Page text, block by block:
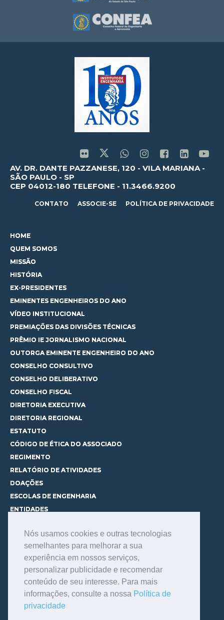
Nós usamos cookies e outras tecnologias
semelhantes para melhorar a sua
experiência em nossos serviços,
personalizar publicidade e recomendar
conteúdo de seu interesse. Para mais
informações, consulte a nossa Política de
privacidade
AV. DR. DANTE PAZZANESE, 120 - VILA MARIANA -
SÃO PAULO - SP
CEP 04012-180 TELEFONE - 11.3466.9200
CONTATO ASSOCIE-SE POLÍTICA DE PRIVACIDADE
HOME
QUEM SOMOS
MISSÃO
HISTÓRIA
EX-PRESIDENTES
EMINENTES ENGENHEIROS DO ANO
VÍDEO INSTITUCIONAL
PREMIAÇÕES DAS DIVISÕES TÉCNICAS
PRÊMIO IE JORNALISMO NACIONAL
OUTORGA EMINENTE ENGENHEIRO DO ANO
CONSELHO CONSULTIVO
CONSELHO DELIBERATIVO
CONSELHO FISCAL
DIRETORIA EXECUTIVA
DIRETORIA REGIONAL
ESTATUTO
CÓDIGO DE ÉTICA DO ASSOCIADO
REGIMENTO
RELATÓRIO DE ATIVIDADES
DOAÇÕES
ESCOLAS DE ENGENHARIA
ENTIDADES
CURSOS
CONHEÇA OS CURSOS
CENTRAL DE MENTORIA
CONTATO